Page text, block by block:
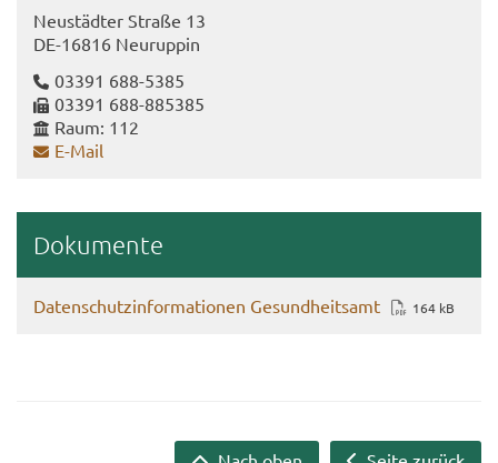
Neu­städ­ter Stra­ße 13
DE-​16816 Neu­rup­pin
03391 688-​5385
03391 688-​885385
Raum: 112
E-​Mail
Do­ku­men­te
Da­ten­schutz­in­for­ma­tio­nen Ge­sund­heits­amt 164 kB